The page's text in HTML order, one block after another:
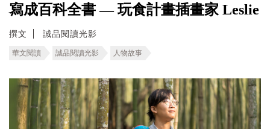
寫成百科全書 — 玩食計畫插畫家 Leslie
撰文 誠品閱讀光影
華文閱讀 誠品閱讀光影 人物故事